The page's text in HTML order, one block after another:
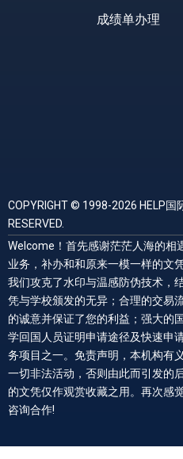
成绩单办理
COPYRIGHT © 1998-2026 HELP国
RESERVED.
Welcome！首先感谢茫茫人海的相
业务，补办和和原来一模一样的文
我们攻克了水印与温感防伪技术，
凭与学校颁发的无异；合理的交易
的诚意并保证了您的利益；强大的
学回国人员证明申请途径及快速申
务项目之一。免责声明，本机构有
一切非法活动，否则由此而引发的
的文凭仅作观赏收藏之用。再次感
咨询合作!